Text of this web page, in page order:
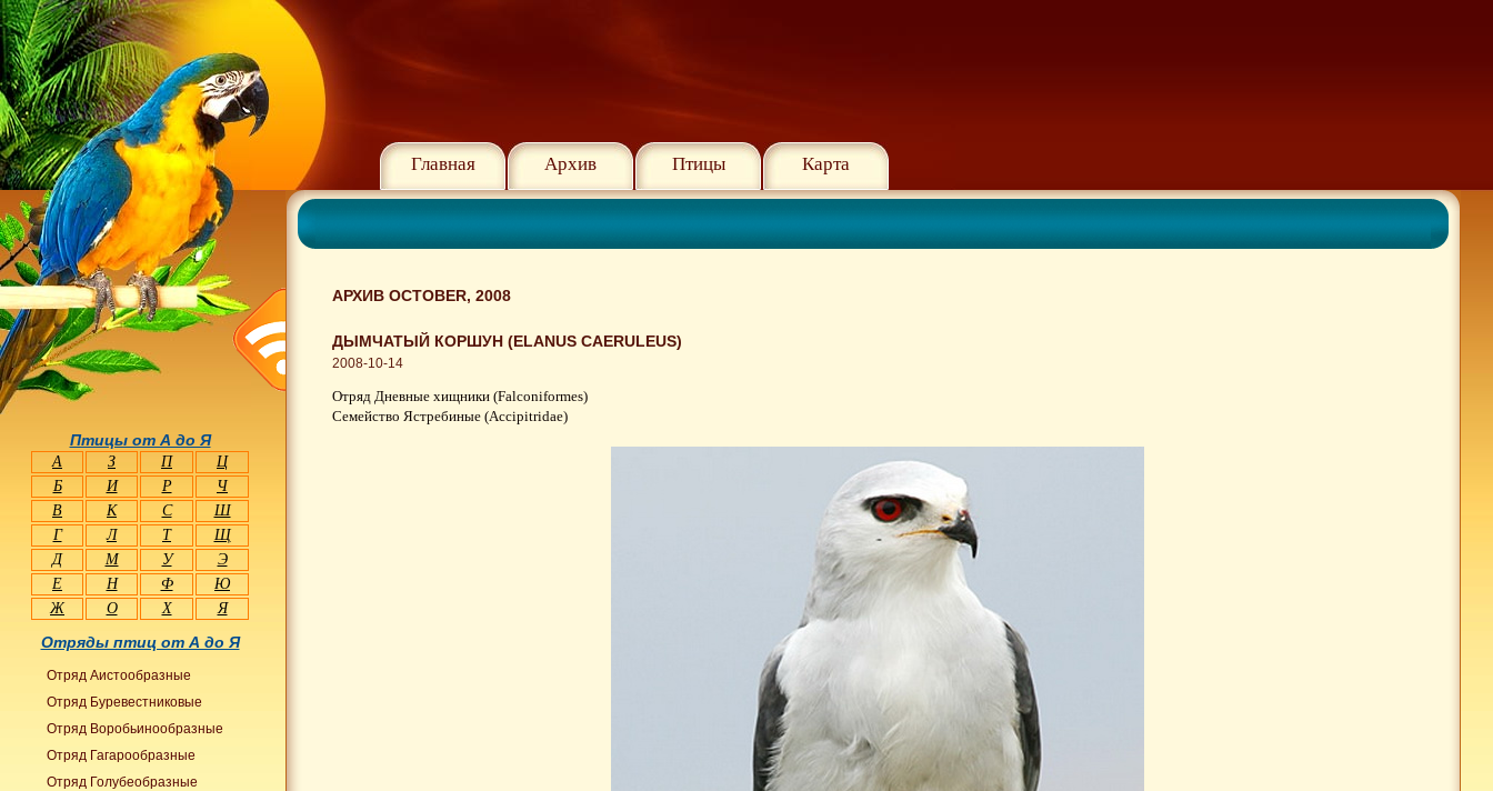
Главная Архив Птицы Карта
АРХИВ OCTOBER, 2008
ДЫМЧАТЫЙ КОРШУН (ELANUS CAERULEUS)
2008-10-14
Отряд Дневные хищники (Falconiformes)
Семейство Ястребиные (Accipitridae)
Птицы от А до Я
А З П
Ц
Б
И Р
Ч
В
К С
Ш
Г
Л Т
Щ
Д
М У
Э
Е
Н Ф
Ю
Ж
О Х Я
Отряды птиц от А до Я
Отряд Аистообразные
Отряд Буревестниковые
Отряд Воробьинообразные
Отряд Гагарообразные
Отряд Голубеобразные